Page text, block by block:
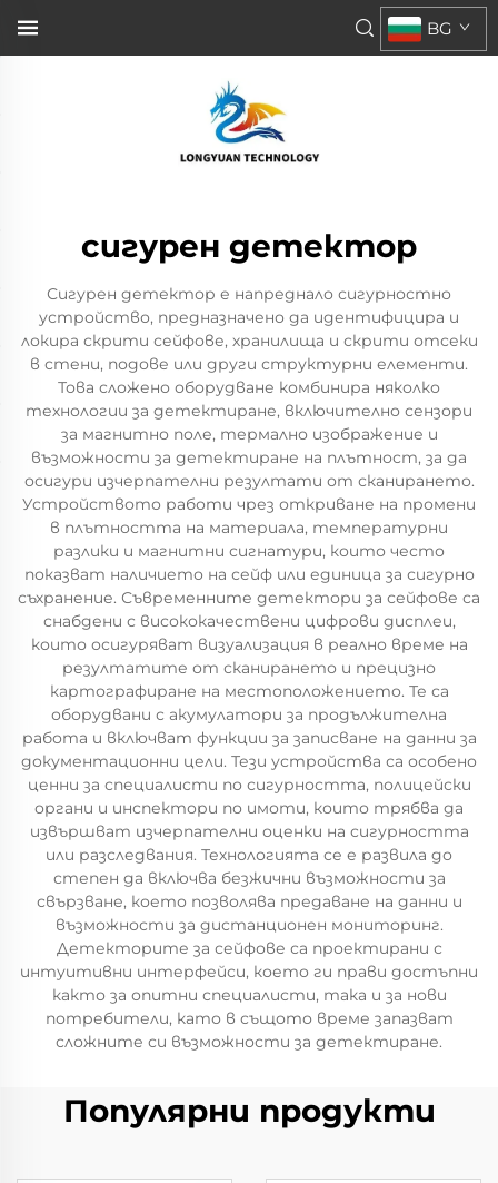
BG
сигурен детектор
Сигурен детектор е напреднало сигурностно
устройство, предназначено да идентифицира и
локира скрити сейфове, хранилища и скрити отсеки
в стени, подове или други структурни елементи.
Това сложено оборудване комбинира няколко
технологии за детектиране, включително сензори
за магнитно поле, термално изображение и
възможности за детектиране на плътност, за да
осигури изчерпателни резултати от сканирането.
Устройството работи чрез откриване на промени
в плътността на материала, температурни
разлики и магнитни сигнатури, които често
показват наличието на сейф или единица за сигурно
съхранение. Съвременните детектори за сейфове са
снабдени с висококачествени цифрови дисплеи,
които осигуряват визуализация в реално време на
резултатите от сканирането и прецизно
картографиране на местоположението. Те са
оборудвани с акумулатори за продължителна
работа и включват функции за записване на данни за
документационни цели. Тези устройства са особено
ценни за специалисти по сигурността, полицейски
органи и инспектори по имоти, които трябва да
извършват изчерпателни оценки на сигурността
или разследвания. Технологията се е развила до
степен да включва безжични възможности за
свързване, което позволява предаване на данни и
възможности за дистанционен мониторинг.
Детекторите за сейфове са проектирани с
интуитивни интерфейси, което ги прави достъпни
както за опитни специалисти, така и за нови
потребители, като в същото време запазват
сложните си възможности за детектиране.
Популярни продукти